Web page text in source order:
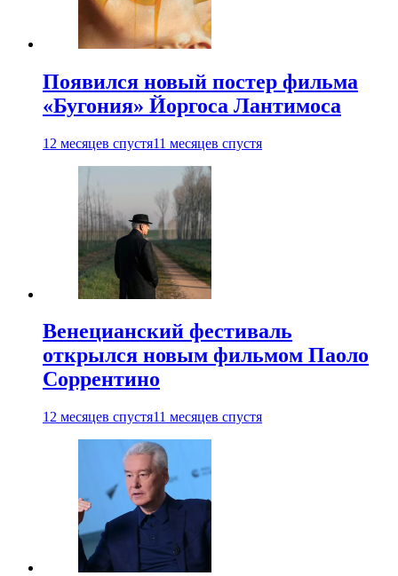
Появился новый постер фильма
«Бугония» Йоргоса Лантимоса
12 месяцев спустя11 месяцев спустя
Венецианский фестиваль
открылся новым фильмом Паоло
Соррентино
12 месяцев спустя11 месяцев спустя